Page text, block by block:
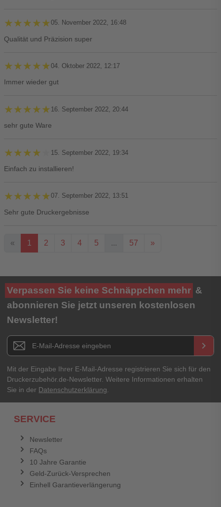
★★★★★
★★★★★05. November 2022, 16:48
Qualität und Präzision super
★★★★★
★★★★★04. Oktober 2022, 12:17
Immer wieder gut
★★★★★
★★★★★ 16. September 2022, 20:44
sehr gute Ware
★★★★★
★★★★★ 15. September 2022, 19:34
Einfach zu installieren!
★★★★★
★★★★★07. September 2022, 13:51
Sehr gute Druckergebnisse
« 1 2 3 4 5 ... 57 »
Ihre Bewertung**
★★★★★
Titel**
E-Mail-Adresse
Ihr Passwort
Verpassen Sie keine Schnäppchen mehr &
abonnieren Sie jetzt unseren kostenlosen
Newsletter!
Newsletter E-Mail Adresse keyboard_arrow_right
Mit der Eingabe Ihrer E-Mail-Adresse registrieren Sie sich für den
Druckerzubehör.de-Newsletter. Weitere Informationen erhalten
Sie in der Datenschutzerklärung.
SERVICE
Newsletter
FAQs
10 Jahre Garantie
Geld-Zurück-Versprechen
Einhell Garantieverlängerung